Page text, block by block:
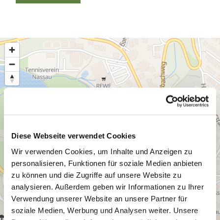
Diese Webseite verwendet Cookies
Wir verwenden Cookies, um Inhalte und Anzeigen zu
personalisieren, Funktionen für soziale Medien anbieten
zu können und die Zugriffe auf unsere Website zu
analysieren. Außerdem geben wir Informationen zu Ihrer
Verwendung unserer Website an unsere Partner für
soziale Medien, Werbung und Analysen weiter. Unsere